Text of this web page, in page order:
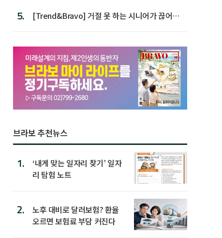
5.
[Trend&Bravo] 거절 못 하는 시니어가 끊어야
브라보 추천뉴스
1.
‘내게 맞는 일자리 찾기’ 일자
리 탐험 노트
2.
노후 대비로 달러보험? 환율
오르면 보험료 부담 커진다